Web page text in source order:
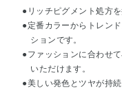
●リッチピグメント処方
●定番カラーからトレン
ションです。
●ファッションに合わせ
いただけます。
●美しい発色とツヤが持続